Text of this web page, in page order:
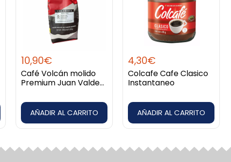
10,90€
Café Volcán molido
Premium Juan Valdez
AÑADIR AL CARRITO
4,30€
Colcafe Cafe Clasico
Instantaneo
AÑADIR AL CARRITO